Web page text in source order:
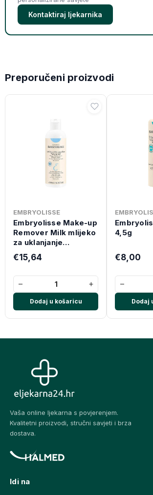
Kontaktiraj ljekarnika
Preporučeni proizvodi
EMBRYOLISSE
Embryolisse Make-up
Remover Milk mlijeko
za uklanjanje
vodootporne šminke
200 ml
€15,64
− +
Dodaj u košaricu
4,5g
€8,00
−
Dodaj
Vaša online ljekarna s povjerenjem.
Kvalitetni proizvodi, stručni savjeti i brza
dostava.
Idi na